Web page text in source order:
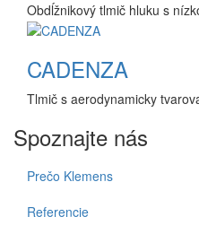
Obdĺžnikový tlmič hluku s
CADENZA
Tlmič s aerodynamicky
Spoznajte nás
Prečo Klemens
Referencie